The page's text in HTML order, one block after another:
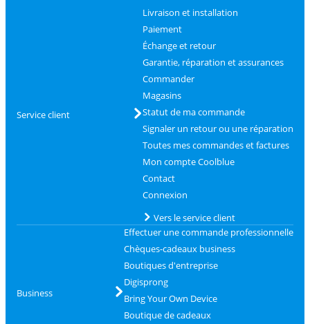
Service client
Livraison et installation
Paiement
Échange et retour
Garantie, réparation et assurances
Commander
Magasins
Statut de ma commande
Signaler un retour ou une réparation
Toutes mes commandes et factures
Mon compte Coolblue
Contact
Connexion
Vers le service client
Business
Effectuer une commande professionnelle
Chèques-cadeaux business
Boutiques d'entreprise
Digisprong
Bring Your Own Device
Boutique de cadeaux